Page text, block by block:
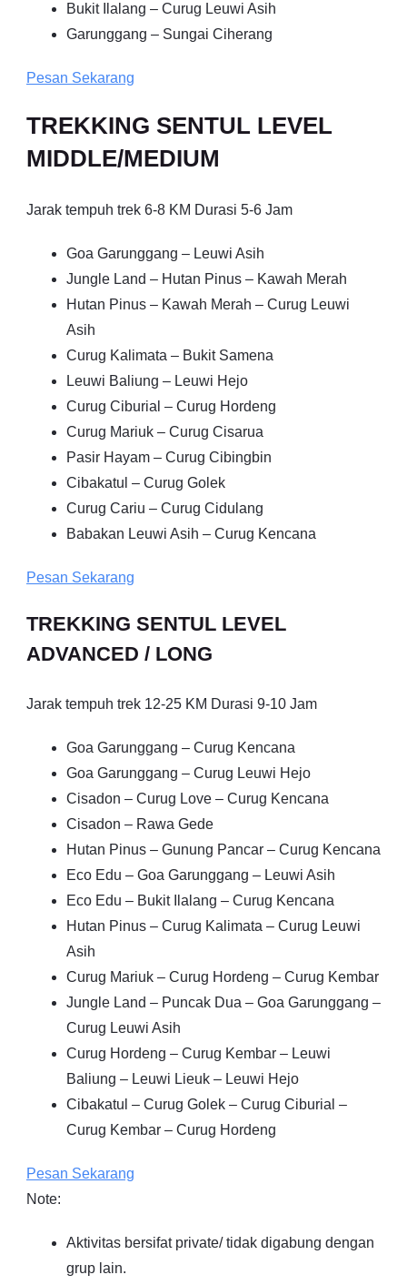
Bukit Ilalang – Curug Leuwi Asih
Garunggang – Sungai Ciherang
Pesan Sekarang
TREKKING SENTUL LEVEL
MIDDLE/MEDIUM
Jarak tempuh trek 6-8 KM Durasi 5-6 Jam
Goa Garunggang – Leuwi Asih
Jungle Land – Hutan Pinus – Kawah Merah
Hutan Pinus – Kawah Merah – Curug Leuwi
Asih
Curug Kalimata – Bukit Samena
Leuwi Baliung – Leuwi Hejo
Curug Ciburial – Curug Hordeng
Curug Mariuk – Curug Cisarua
Pasir Hayam – Curug Cibingbin
Cibakatul – Curug Golek
Curug Cariu – Curug Cidulang
Babakan Leuwi Asih – Curug Kencana
Pesan Sekarang
TREKKING SENTUL LEVEL
ADVANCED / LONG
Jarak tempuh trek 12-25 KM Durasi 9-10 Jam
Goa Garunggang – Curug Kencana
Goa Garunggang – Curug Leuwi Hejo
Cisadon – Curug Love – Curug Kencana
Cisadon – Rawa Gede
Hutan Pinus – Gunung Pancar – Curug Kencana
Eco Edu – Goa Garunggang – Leuwi Asih
Eco Edu – Bukit Ilalang – Curug Kencana
Hutan Pinus – Curug Kalimata – Curug Leuwi
Asih
Curug Mariuk – Curug Hordeng – Curug Kembar
Jungle Land – Puncak Dua – Goa Garunggang –
Curug Leuwi Asih
Curug Hordeng – Curug Kembar – Leuwi
Baliung – Leuwi Lieuk – Leuwi Hejo
Cibakatul – Curug Golek – Curug Ciburial –
Curug Kembar – Curug Hordeng
Pesan Sekarang
Note:⁣⁣
Aktivitas bersifat private/ tidak digabung dengan
grup lain.